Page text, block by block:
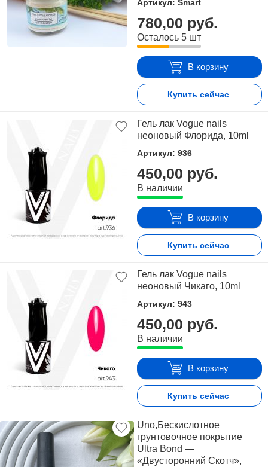
Артикул: Smart
780,00 руб.
Осталось 5 шт
В корзину
Купить сейчас
Гель лак Vogue nails
неоновый Флорида, 10ml
Артикул: 936
450,00 руб.
В наличии
В корзину
Купить сейчас
Гель лак Vogue nails
неоновый Чикаго, 10ml
Артикул: 943
450,00 руб.
В наличии
В корзину
Купить сейчас
Uno,Бескислотное
грунтовочное покрытие
Ultra Bond —
«Двусторонний Скотч»,